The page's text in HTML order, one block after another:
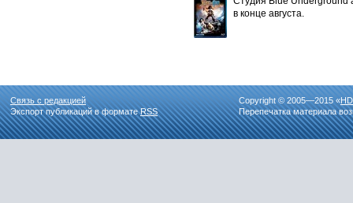
в конце августа.
Связь с редакцией
Экспорт публикаций в форматеRSS
Copyright © 2005—2015 «
Перепечатка материала